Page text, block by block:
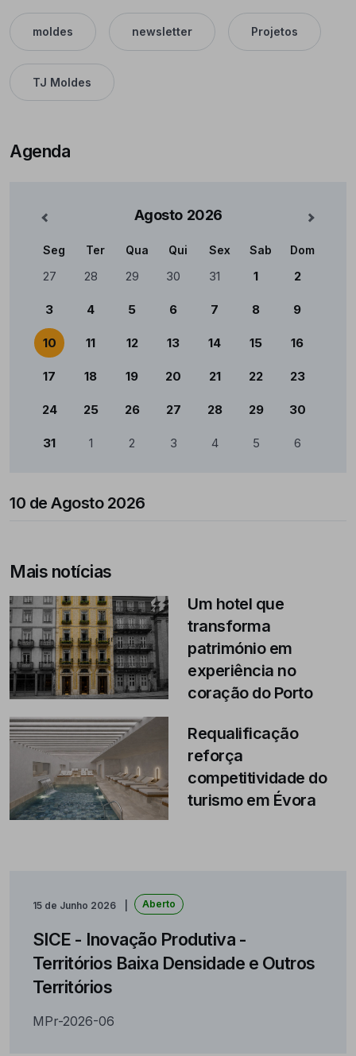
moldes newsletter Projetos
TJ Moldes
Agenda
Agosto 2026 Mês
Calendário
Seg Ter Qua Qui Sex Sab Dom
27 28 29 30 31 1 2
3 4 5 6 7 8 9
10 11 12 13 14 15 16
17 18 19 20 21 22 23
24 25 26 27 28 29 30
31 1 2 3 4 5 6
10 de Agosto 2026
Mais notícias
Um hotel que
transforma
património em
experiência no
coração do Porto
Requalificação
reforça
competitividade do
turismo em Évora
15 de Junho 2026 Aberto
SICE - Inovação Produtiva -
Territórios Baixa Densidade e Outros
Territórios
MPr-2026-06